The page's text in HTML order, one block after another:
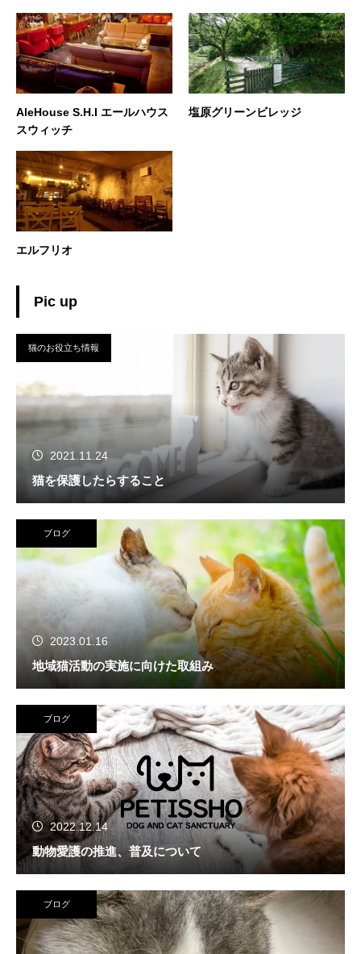
AleHouse S.H.I エールハウス
スウィッチ
塩原グリーンビレッジ
エルフリオ
Pic up
猫のお役立ち情報
2021.11.24
猫を保護したらすること
ブログ
2023.01.16
地域猫活動の実施に向けた取組み
ブログ
2022.12.14
動物愛護の推進、普及について
ブログ